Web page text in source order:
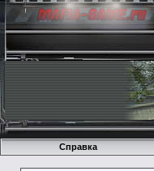
Справка